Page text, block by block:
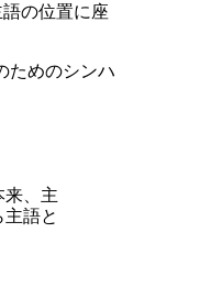
の位置に座
ためのシンハ
来、主
語と